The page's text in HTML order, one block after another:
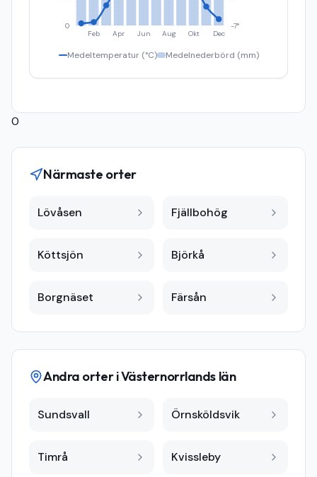
Feb Apr Jun Aug Okt Dec
0 -7°
Medeltemperatur (°C) Medelnederbörd (mm)
0
Närmaste orter
Lövåsen Fjällbohög
Köttsjön Björkå
Borgnäset Färsån
Andra orter iVästernorrlands län
Sundsvall Örnsköldsvik
Timrå Kvissleby